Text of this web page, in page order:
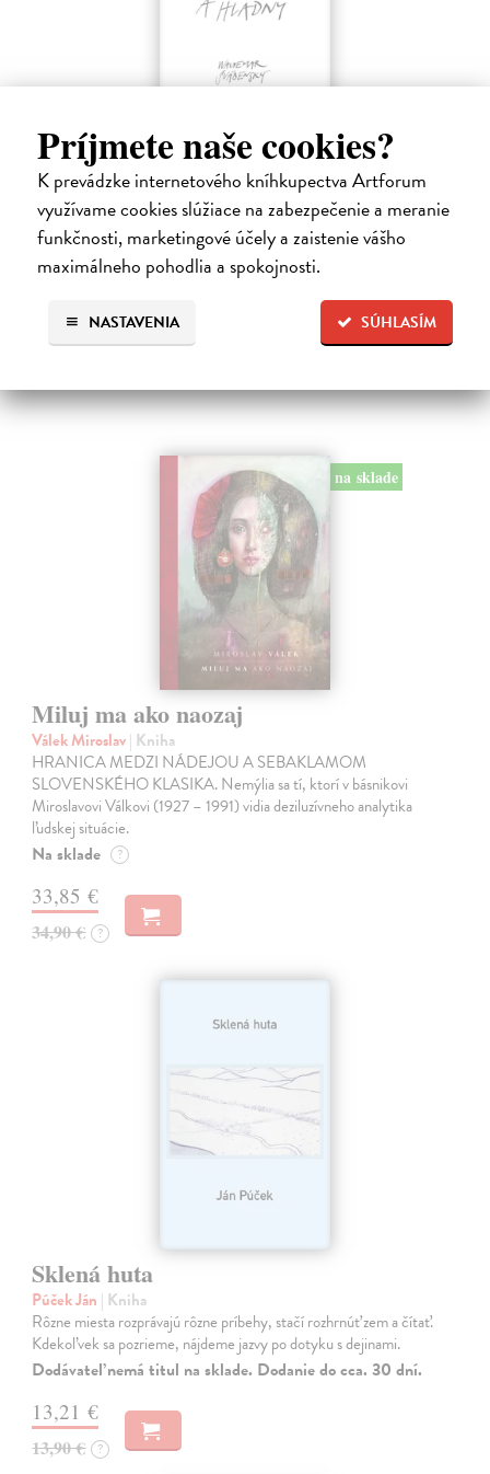
Príjmete naše cookies?
K prevádzke internetového kníhkupectva Artforum
využívame cookies slúžiace na zabezpečenie a meranie
funkčnosti, marketingové účely a zaistenie vášho
maximálneho pohodlia a spokojnosti.
SÚHLASÍM
NASTAVENIA
V tú noc som spal postojačky a hladný
Švábenský Waldemar| Kniha
Kniha V tú noc som spal postojačky a hladný je poetickým denníkom
nespavého pozorovateľa sveta, ktorý sa prebíja životom s otvorenými
očami a srdcom. Waldemar Švábenský v nej destiluje desať rokov
básnických…
14,85 €
na sklade
Miluj ma ako naozaj
Válek Miroslav| Kniha
HRANICA MEDZI NÁDEJOU A SEBAKLAMOM
SLOVENSKÉHO KLASIKA. Nemýlia sa tí, ktorí v básnikovi
Miroslavovi Válkovi (1927 – 1991) vidia deziluzívneho analytika
ľudskej situácie.
Na sklade ?
33,85 €
34,90 € ?
Sklená huta
Púček Ján | Kniha
Rôzne miesta rozprávajú rôzne príbehy, stačí rozhrnúť zem a čítať.
Kdekoľvek sa pozrieme, nájdeme jazvy po dotyku s dejinami.
Dodávateľ nemá titul na sklade. Dodanie do cca. 30 dní.
13,21 €
13,90 € ?